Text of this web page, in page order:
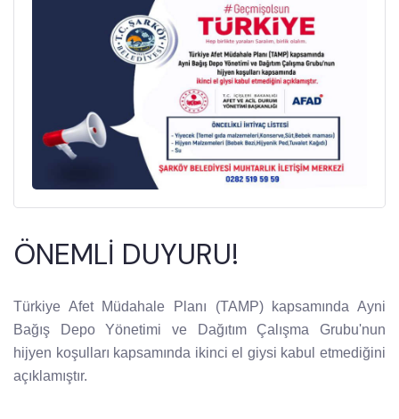
ÖNEMLİ DUYURU!
Türkiye Afet Müdahale Planı (TAMP) kapsamında Ayni
Bağış Depo Yönetimi ve Dağıtım Çalışma Grubu'nun
hijyen koşulları kapsamında ikinci el giysi kabul etmediğini
açıklamıştır.